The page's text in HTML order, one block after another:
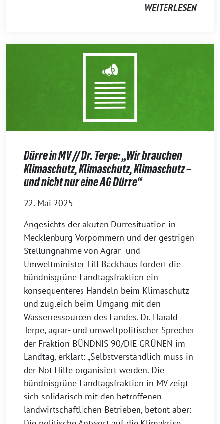
WEITERLESEN
Dürre in MV // Dr. Terpe: „Wir brauchen
Klimaschutz, Klimaschutz, Klimaschutz –
und nicht nur eine AG Dürre“
22. Mai 2025
Angesichts der akuten Dürresituation in
Mecklenburg-Vorpommern und der gestrigen
Stellungnahme von Agrar- und
Umweltminister Till Backhaus fordert die
bündnisgrüne Landtagsfraktion ein
konsequenteres Handeln beim Klimaschutz
und zugleich beim Umgang mit den
Wasserressourcen des Landes. Dr. Harald
Terpe, agrar- und umweltpolitischer Sprecher
der Fraktion BÜNDNIS 90/DIE GRÜNEN im
Landtag, erklärt: „Selbstverständlich muss in
der Not Hilfe organisiert werden. Die
bündnisgrüne Landtagsfraktion in MV zeigt
sich solidarisch mit den betroffenen
landwirtschaftlichen Betrieben, betont aber: